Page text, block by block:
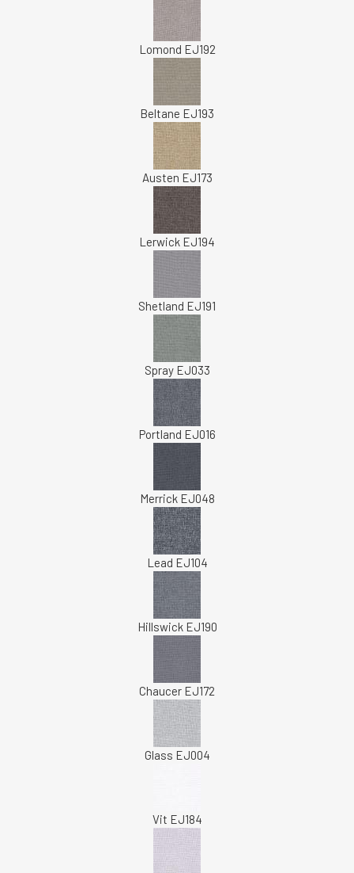
Lomond EJ192
Beltane EJ193
Austen EJ173
Lerwick EJ194
Shetland EJ191
Spray EJ033
Portland EJ016
Merrick EJ048
Lead EJ104
Hillswick EJ190
Chaucer EJ172
Glass EJ004
Vit EJ184